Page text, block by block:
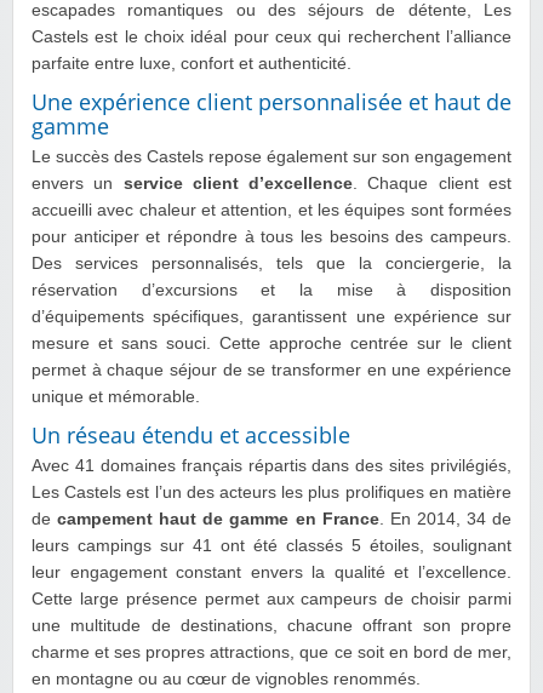
escapades romantiques ou des séjours de détente, Les
Castels est le choix idéal pour ceux qui recherchent l’alliance
parfaite entre luxe, confort et authenticité.
Une expérience client personnalisée et haut de
gamme
Le succès des Castels repose également sur son engagement
envers un service client d’excellence. Chaque client est
accueilli avec chaleur et attention, et les équipes sont formées
pour anticiper et répondre à tous les besoins des campeurs.
Des services personnalisés, tels que la conciergerie, la
réservation d’excursions et la mise à disposition
d’équipements spécifiques, garantissent une expérience sur
mesure et sans souci. Cette approche centrée sur le client
permet à chaque séjour de se transformer en une expérience
unique et mémorable.
Un réseau étendu et accessible
Avec 41 domaines français répartis dans des sites privilégiés,
Les Castels est l’un des acteurs les plus prolifiques en matière
decampement haut de gamme en France. En 2014, 34 de
leurs campings sur 41 ont été classés 5 étoiles, soulignant
leur engagement constant envers la qualité et l’excellence.
Cette large présence permet aux campeurs de choisir parmi
une multitude de destinations, chacune offrant son propre
charme et ses propres attractions, que ce soit en bord de mer,
en montagne ou au cœur de vignobles renommés.